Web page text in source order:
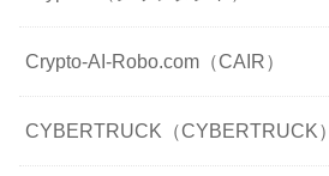
Crypto-AI-Robo.com（CAIR）
CYBERTRUCK（CYBERTRUCK）